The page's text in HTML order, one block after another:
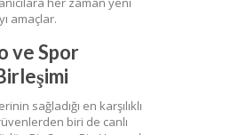
amaçlar.
ve Spor
sağladığı en karşılıklı
biri de canlı